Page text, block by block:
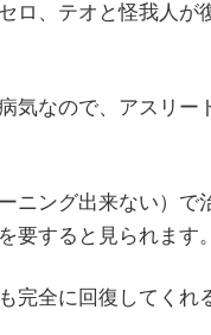
ロ、テオと怪我人が
気なので、アスリ
ニング出来ない）
要すると見られます。
完全に回復してく